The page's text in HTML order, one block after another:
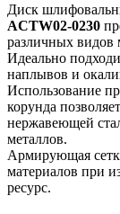
Диск
ACTW02-0230
различных видов
Идеально
наплывов и
Использование
корунда
нержавеющей
металлов.
Армирующая
материалов при
ресурс.